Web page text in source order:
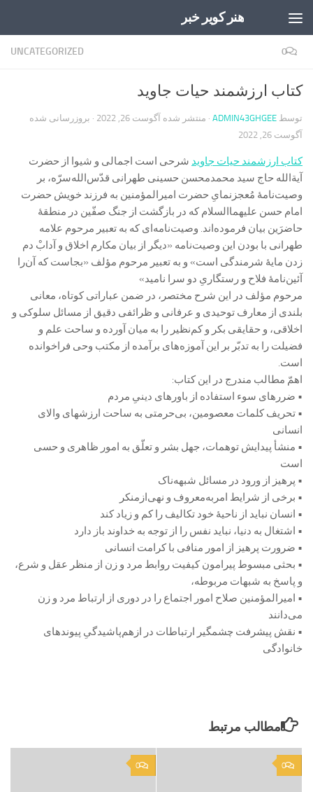
هنر کویر خبر
UNCATEGORIZED 0
کتاب ارزشمند حیات جاوید
توسط ADMIN43GHGEE · منتشر شده آگوست 26, 2022
· بروزرسانی شده
آگوست 26, 2022
کتاب ارزشمند حیات جاوید شرحی است اجمالی و شیوا از حضرت
آیة‌الله حاج سید محمدمحسن حسینی طهرانی قدّس‌الله‌سرّه، بر
وصیت‌نامۀ مُعجز‌نمایِ حضرت امیرالمؤمنین به فرزند خویش حضرت
امام حسن علیهما‌السلام که در بازگشت از جنگ صفّین در منطقۀ
حاضرَین بیان فرموده‌اند. وصیت‌نامه‌ای که به تعبیر مرحوم علامه
طهرانی با بودن این وصیت‌نامه «دیگر از بیان مکارم اخلاق و آدابْ دم
زدن مایۀ شرمندگی است» و به تعبیر مرحوم مؤلف «بجاست که آن‌را
آئین‌نامۀ فلاح و رستگاریِ دو سرا نامید»
مرحوم مؤلف در این شرح مختصر، در ضمن عباراتی کوتاه، معانی
بلندی از معارف توحیدی و عرفانی و ظرائفی دقیق از مسائل سلوکی و
اخلاقی، و حقایقی بکر و کم‌نظیر را به میان آورده و ساحت علم و
فضیلت را به تدبّر بر این آموزه‌های برآمده از مکتب وحی فراخوانده
است.
اهمّ مطالب مندرج در این کتاب:
• ضررهای سوء استفاده از باورهای دینیِ مردم
• تحریف کلمات معصومین، بی‌حرمتی به ساحت ارزشهای والای
انسانی
• منشأ پیدایش توهمات، جهل بشر و تعلّق به امور ظاهری و حسی
است
• پرهیز از ورود در مسائل شبهه‌ناک
• برخی از شرایط امر‌به‌معروف و نهی‌از‌منکر
• انسان نباید از ناحیۀ خود تکالیف را کم و زیاد کند
• اشتغال به دنیا، نباید نفس را از توجه به خداوند باز دارد
• ضرورت پرهیز از امور منافی با کرامت انسانی
• بحثی مبسوط پیرامون کیفیت روابط مرد و زن از منظر عقل و شرع،
و پاسخ به شبهات مربوطه،
• امیرالمؤمنین صلاح امور اجتماع را در دوری از ارتباط مرد و زن
می‌دانند
• نقش پیشرفت چشمگیر ارتباطات در ازهم‌پاشیدگیِ پیوندهای
خانوادگی
مطالب مرتبط
0 0